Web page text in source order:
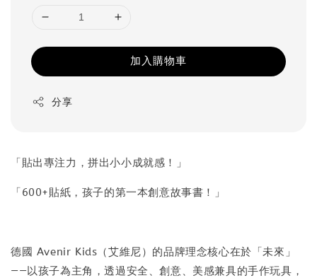
加入購物車
分享
「貼出專注力，拼出小小成就感！」
「600+貼紙，孩子的第一本創意故事書！」
德國 Avenir Kids（艾維尼）的品牌理念核心在於「未來」
——以孩子為主角，透過安全、創意、美感兼具的手作玩具，